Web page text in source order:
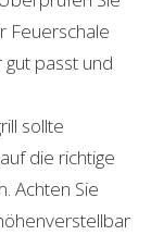
Feuerschale
gut passt und
sollte
die richtige
Achten Sie